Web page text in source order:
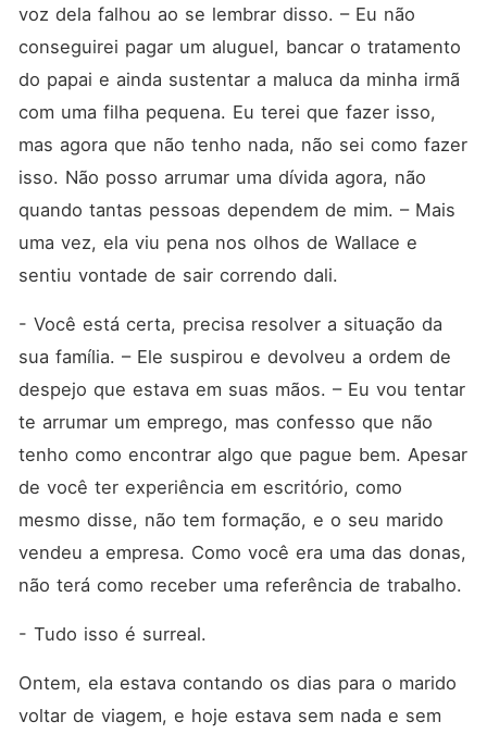
voz dela falhou ao se lembrar disso. – Eu não
conseguirei pagar um aluguel, bancar o tratamento
do papai e ainda sustentar a maluca da minha irmã
com uma filha pequena. Eu terei que fazer isso,
mas agora que não tenho nada, não sei como fazer
isso. Não posso arrumar uma dívida agora, não
quando tantas pessoas dependem de mim. – Mais
uma vez, ela viu pena nos olhos de Wallace e
sentiu vontade de sair correndo dali.
- Você está certa, precisa resolver a situação da
sua família. – Ele suspirou e devolveu a ordem de
despejo que estava em suas mãos. – Eu vou tentar
te arrumar um emprego, mas confesso que não
tenho como encontrar algo que pague bem. Apesar
de você ter experiência em escritório, como
mesmo disse, não tem formação, e o seu marido
vendeu a empresa. Como você era uma das donas,
não terá como receber uma referência de trabalho.
- Tudo isso é surreal.
Ontem, ela estava contando os dias para o marido
voltar de viagem, e hoje estava sem nada e sem